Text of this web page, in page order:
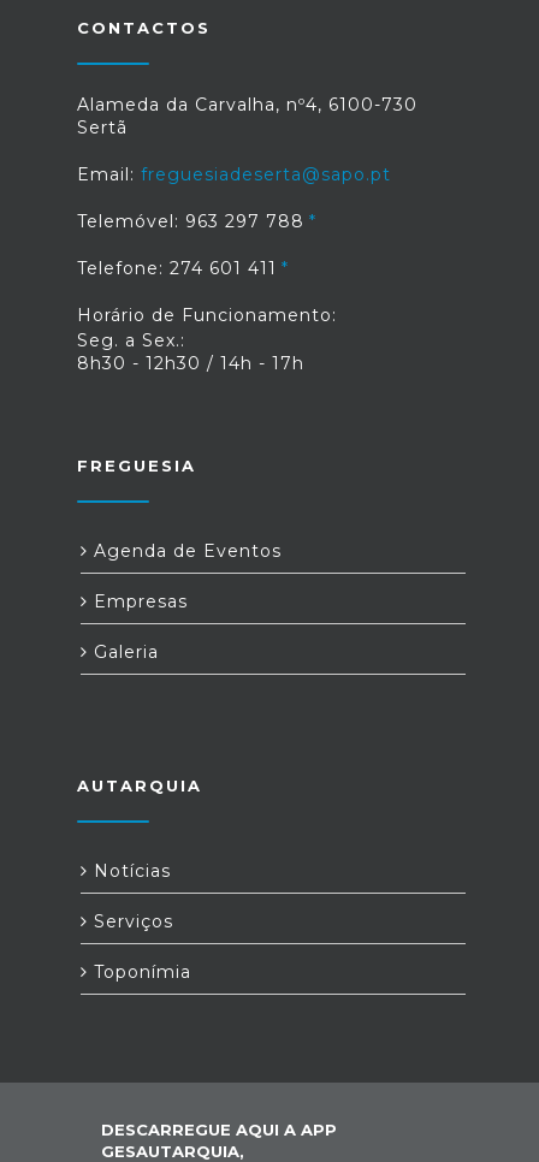
CONTACTOS
Alameda da Carvalha, nº4, 6100-730
Sertã
Email: freguesiadeserta@sapo.pt
Telemóvel: 963 297 788
Telefone: 274 601 411
Horário de Funcionamento:
Seg. a Sex.:
8h30 - 12h30 / 14h - 17h
FREGUESIA
Agenda de Eventos
Empresas
Galeria
AUTARQUIA
Notícias
Serviços
Toponímia
DESCARREGUE AQUI A APP
GESAUTARQUIA,